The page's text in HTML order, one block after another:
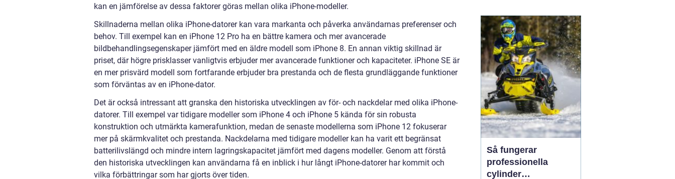
kan en jämförelse av dessa faktorer göras mellan olika iPhone-modeller.
Skillnaderna mellan olika iPhone-datorer kan vara markanta och påverka användarnas preferenser och
behov. Till exempel kan en iPhone 12 Pro ha en bättre kamera och mer avancerade
bildbehandlingsegenskaper jämfört med en äldre modell som iPhone 8. En annan viktig skillnad är
priset, där högre prisklasser vanligtvis erbjuder mer avancerade funktioner och kapaciteter. iPhone SE är
en mer prisvärd modell som fortfarande erbjuder bra prestanda och de flesta grundläggande funktioner
som förväntas av en iPhone-dator.
Det är också intressant att granska den historiska utvecklingen av för- och nackdelar med olika iPhone-
datorer. Till exempel var tidigare modeller som iPhone 4 och iPhone 5 kända för sin robusta
konstruktion och utmärkta kamerafunktion, medan de senaste modellerna som iPhone 12 fokuserar
mer på skärmkvalitet och prestanda. Nackdelarna med tidigare modeller kan ha varit ett begränsat
batterilivslängd och mindre intern lagringskapacitet jämfört med dagens modeller. Genom att förstå
den historiska utvecklingen kan användarna få en inblick i hur långt iPhone-datorer har kommit och
vilka förbättringar som har gjorts över tiden.
över. För att skapa en
optimal arbetsmiljö är
ergonomi och
hjälpmedel15 februari
2026
Så fungerar
professionella
cylinder